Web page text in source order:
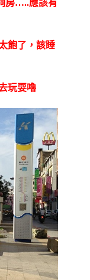
房…..應該有
飽了，該睡
玩耍嚕